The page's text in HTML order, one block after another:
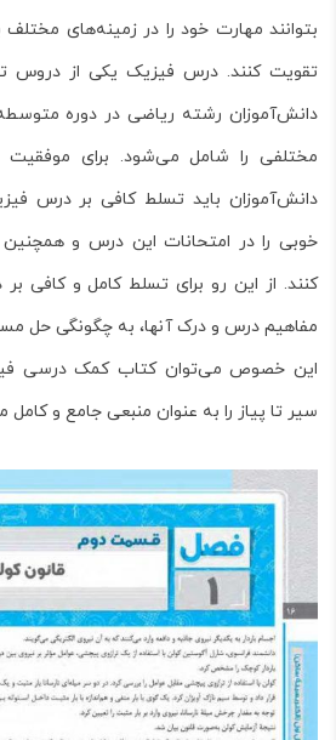
بتوانند مهارت خود را در زمینه‌های
تقویت کنند. درس فیزیک یکی از دروس
دانش‌آموزان رشته ریاضی در دوره
مختلفی را شامل می‌شود. برای
دانش‌آموزان باید تسلط کافی بر درس
خوبی را در امتحانات این درس و
کنند. از این رو برای تسلط کامل و کافی
مفاهیم درس و درک آنها، به چگونگی حل
این خصوص می‌توان کتاب کمک درسی
سیر تا پیاز را به عنوان منبعی جامع و کامل